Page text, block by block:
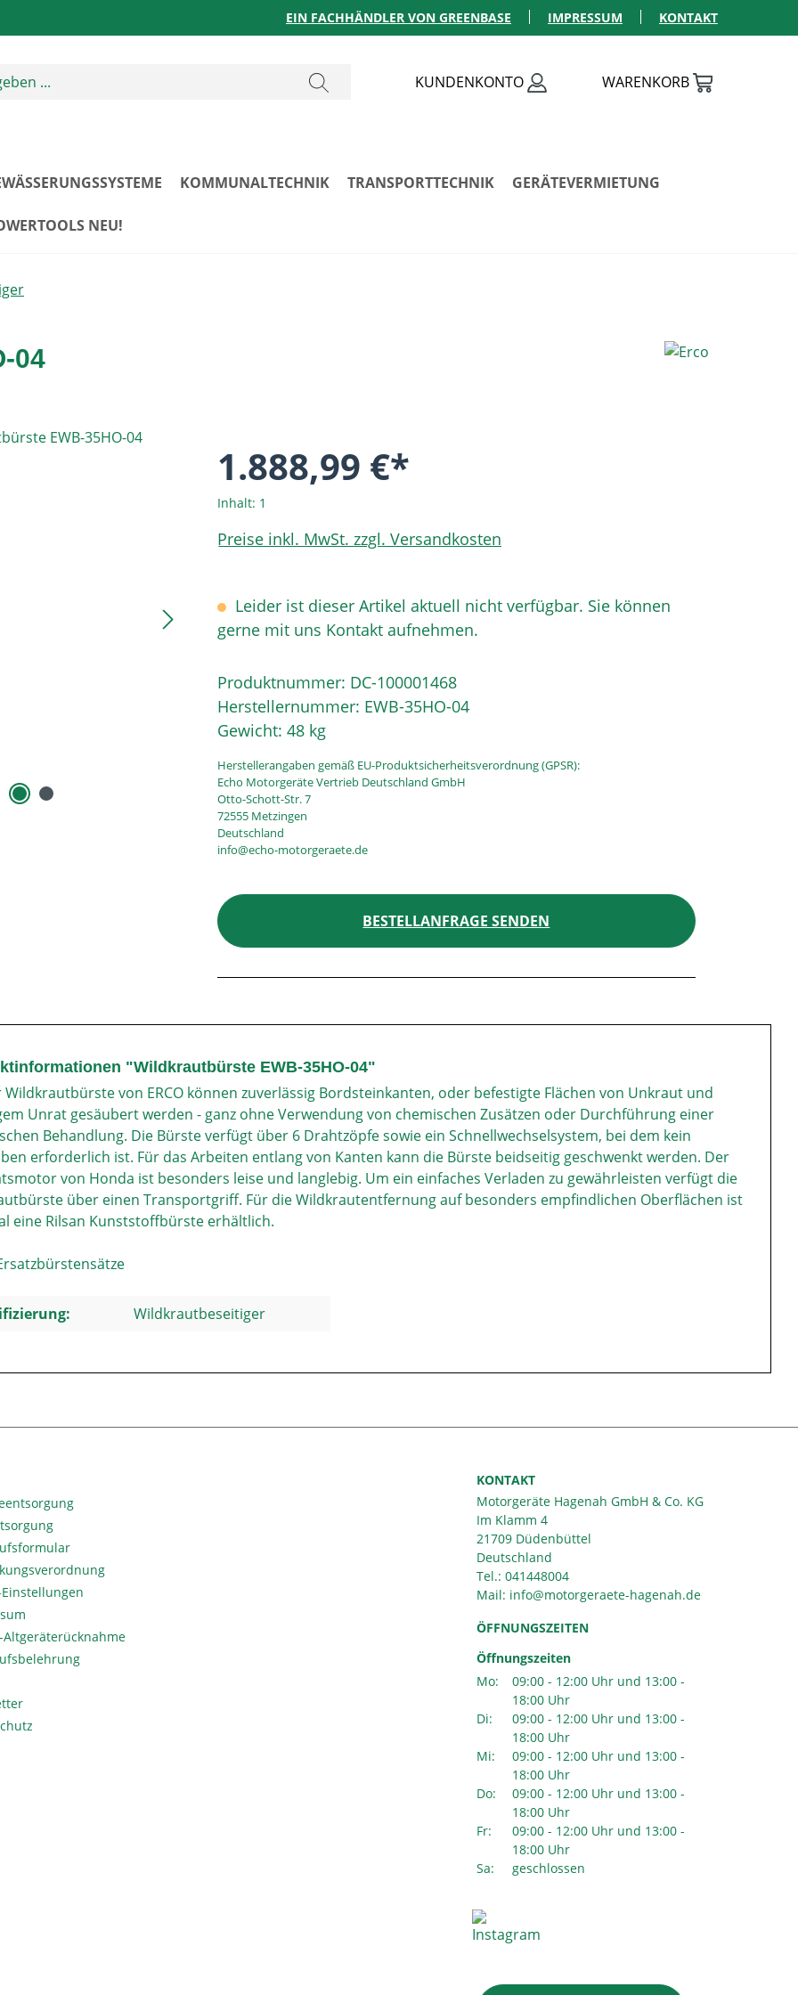
EIN FACHHÄNDLER VON GREENBASE IMPRESSUM KONTAKT
KUNDENKONTO WARENKORB
KOMMUNALTECHNIK TRANSPORTTECHNIK GERÄTEVERMIETUNG
NEU!
04
1.888,99 €*
Inhalt: 1
Preise inkl. MwSt. zzgl. Versandkosten
Leider ist dieser Artikel aktuell nicht verfügbar. Sie können
gerne mit uns Kontakt aufnehmen.
Produktnummer: DC-100001468
Herstellernummer: EWB-35HO-04
Gewicht: 48 kg
Herstellerangaben gemäß EU-Produktsicherheitsverordnung (GPSR):
Echo Motorgeräte Vertrieb Deutschland GmbH
Otto-Schott-Str. 7
72555 Metzingen
Deutschland
info@echo-motorgeraete.de
BESTELLANFRAGE SENDEN
"Wildkrautbürste EWB-35HO-04"
Wildkrautbürste von ERCO können zuverlässig Bordsteinkanten, oder befestigte Flächen von Unkraut und
Unrat gesäubert werden - ganz ohne Verwendung von chemischen Zusätzen oder Durchführung einer
Behandlung. Die Bürste verfügt über 6 Drahtzöpfe sowie ein Schnellwechselsystem, bei dem kein
erforderlich ist. Für das Arbeiten entlang von Kanten kann die Bürste beidseitig geschwenkt werden. Der
von Honda ist besonders leise und langlebig. Um ein einfaches Verladen zu gewährleisten verfügt die
über einen Transportgriff. Für die Wildkrautentfernung auf besonders empfindlichen Oberflächen ist
eine Rilsan Kunststoffbürste erhältlich.
Wildkrautbeseitiger
Altgeräterücknahme
KONTAKT
Motorgeräte Hagenah GmbH & Co. KG
Im Klamm 4
21709 Düdenbüttel
Deutschland
Tel.: 041448004
Mail:
ÖFFNUNGSZEITEN
Öffnungszeiten
Mo:
09:00 - 12:00 Uhr und 13:00 -
18:00 Uhr
Di:
09:00 - 12:00 Uhr und 13:00 -
18:00 Uhr
Mi:
09:00 - 12:00 Uhr und 13:00 -
18:00 Uhr
Do:
09:00 - 12:00 Uhr und 13:00 -
18:00 Uhr
Fr:
09:00 - 12:00 Uhr und 13:00 -
18:00 Uhr
Sa:
geschlossen